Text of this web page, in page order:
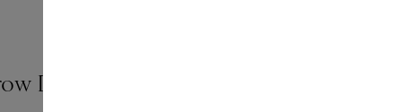
Defining Pencil